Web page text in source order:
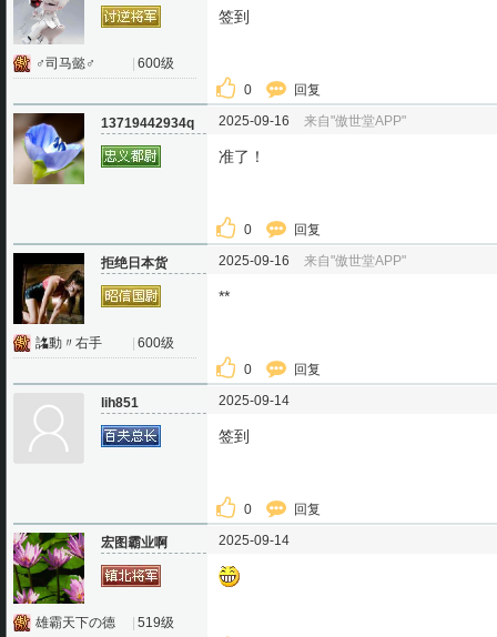
♂司马懿♂ 600级
签到
0 回复
13719442934q 2025-09-16 来自"傲世堂APP"
准了！
0 回复
拒绝日本货
詺動〃右手 600级
2025-09-16 来自"傲世堂APP"
**
0 回复
lih851 2025-09-14
签到
0 回复
宏图霸业啊
雄霸天下の德 519级
2025-09-14